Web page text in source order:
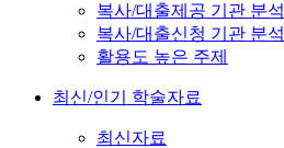
복사/대출제공 기관 분석
복사/대출신청 기관 분석
활용도 높은 주제
최신/인기 학술자료
최신자료